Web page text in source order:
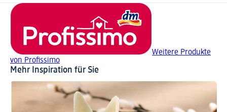
Weitere Produkte
von Profissimo
Mehr Inspiration für Sie